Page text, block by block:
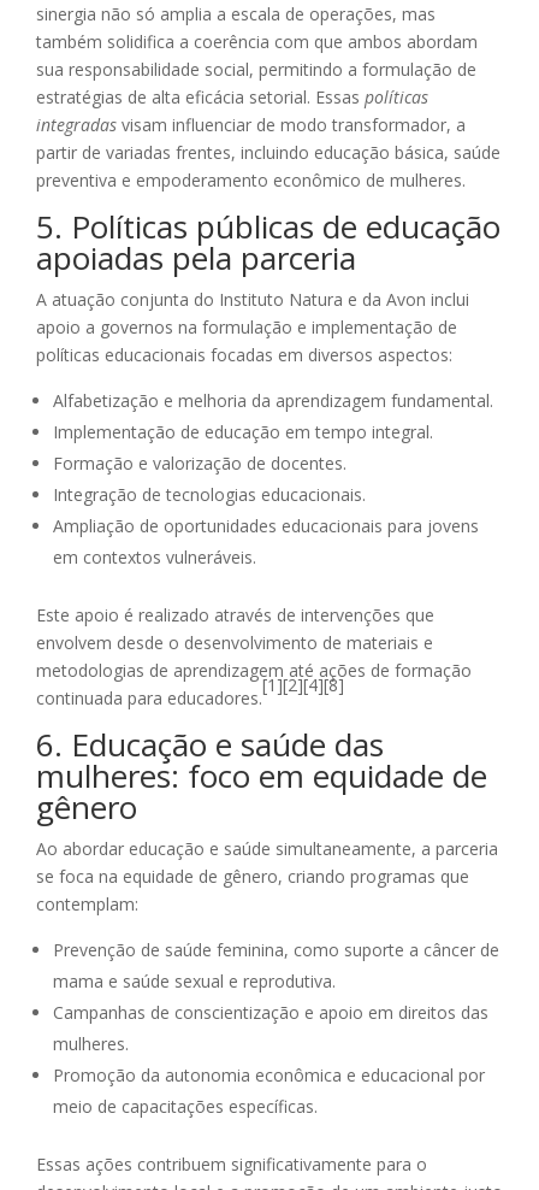
sinergia não só amplia a escala de operações, mas
também solidifica a coerência com que ambos abordam
sua responsabilidade social, permitindo a formulação de
estratégias de alta eficácia setorial. Essas políticas
integradas visam influenciar de modo transformador, a
partir de variadas frentes, incluindo educação básica, saúde
preventiva e empoderamento econômico de mulheres.
5. Políticas públicas de educação
apoiadas pela parceria
A atuação conjunta do Instituto Natura e da Avon inclui
apoio a governos na formulação e implementação de
políticas educacionais focadas em diversos aspectos:
Alfabetização e melhoria da aprendizagem fundamental.
Implementação de educação em tempo integral.
Formação e valorização de docentes.
Integração de tecnologias educacionais.
Ampliação de oportunidades educacionais para jovens
em contextos vulneráveis.
Este apoio é realizado através de intervenções que
envolvem desde o desenvolvimento de materiais e
metodologias de aprendizagem até ações de formação
continuada para educadores.
[1][2][4][8]
6. Educação e saúde das
mulheres: foco em equidade de
gênero
Ao abordar educação e saúde simultaneamente, a parceria
se foca na equidade de gênero, criando programas que
contemplam:
Prevenção de saúde feminina, como suporte a câncer de
mama e saúde sexual e reprodutiva.
Campanhas de conscientização e apoio em direitos das
mulheres.
Promoção da autonomia econômica e educacional por
meio de capacitações específicas.
Essas ações contribuem significativamente para o